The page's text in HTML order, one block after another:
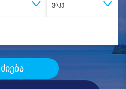
ვაკე
ძიება